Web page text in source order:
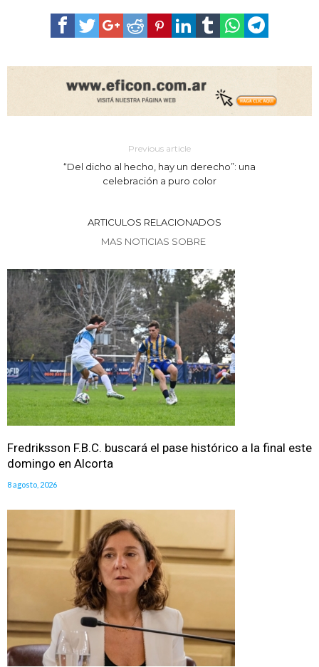
Previous article
“Del dicho al hecho, hay un derecho”: una
celebración a puro color
ARTICULOS RELACIONADOS
MAS NOTICIAS SOBRE
Fredriksson F.B.C. buscará el pase histórico a la final este
domingo en Alcorta
8 agosto, 2026